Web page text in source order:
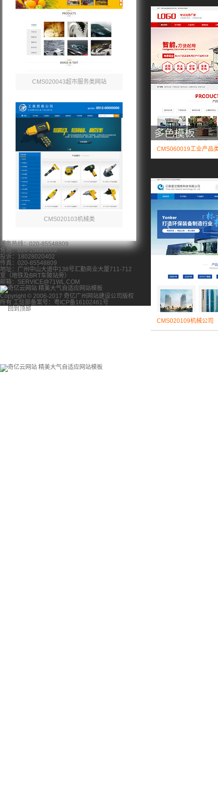
CMS020043超市服务类网站
CMS020103机械类
CMS060019工业产品
CMS020109机械公司
服务热线：020-85548809
售后：020-29883069
投诉：18028020402
传真：020-85548809
地址：广州中山大道中138号汇勤商业大厦711-712
室（地铁及BRT车陂站旁）
邮箱：SERVICE@71WL.COM
Copyright © 2006-2017 奇亿广州网站建设公司版权
所有 工信部备案号：粤ICP备16102461号
回到顶部